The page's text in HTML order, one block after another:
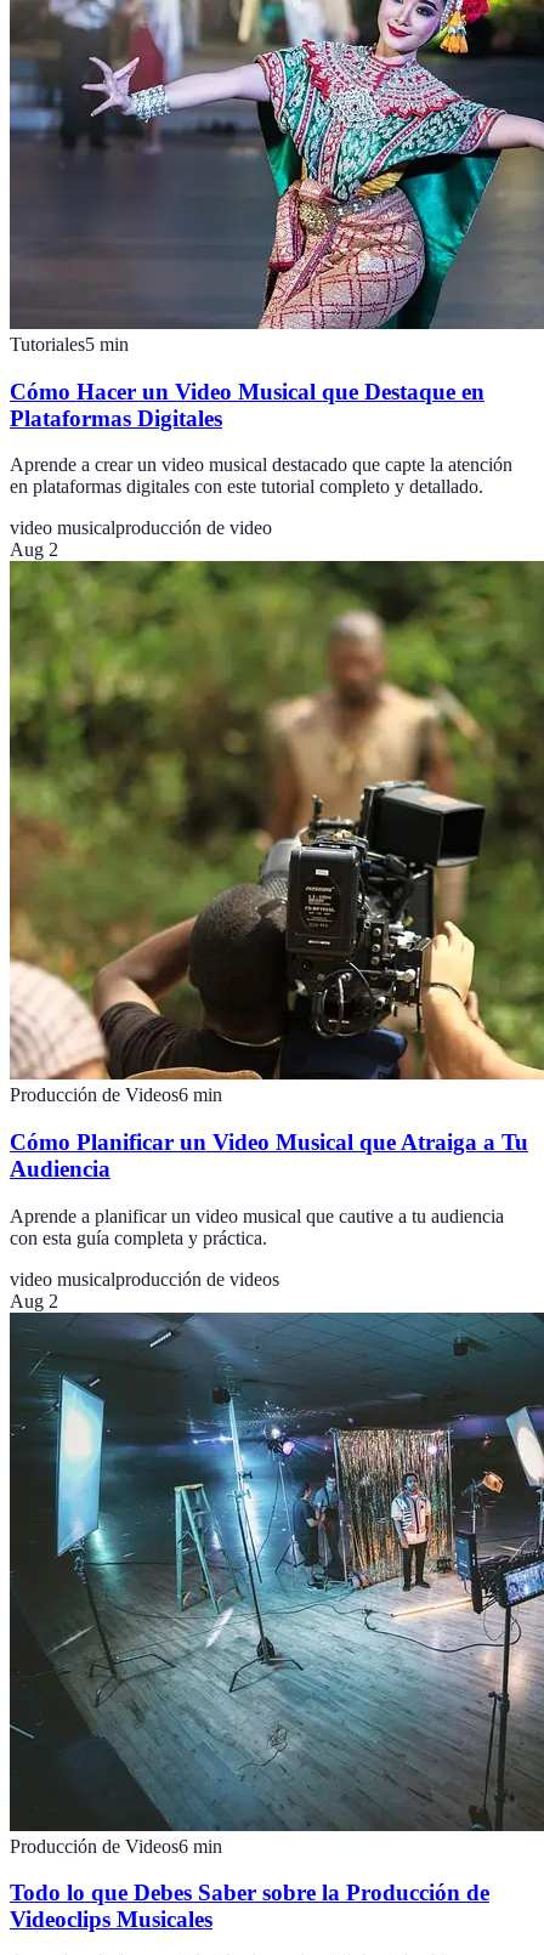
Tutoriales5 min
Cómo Hacer un Video Musical que Destaque en
Plataformas Digitales
Aprende a crear un video musical destacado que capte la atención
en plataformas digitales con este tutorial completo y detallado.
video musicalproducción de video
Aug 2
Producción de Videos6 min
Cómo Planificar un Video Musical que Atraiga a Tu
Audiencia
Aprende a planificar un video musical que cautive a tu audiencia
con esta guía completa y práctica.
video musicalproducción de videos
Aug 2
Producción de Videos6 min
Todo lo que Debes Saber sobre la Producción de
Videoclips Musicales